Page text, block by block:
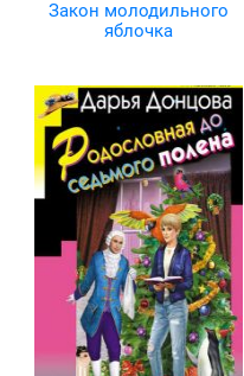
Закон молодильного
яблочка